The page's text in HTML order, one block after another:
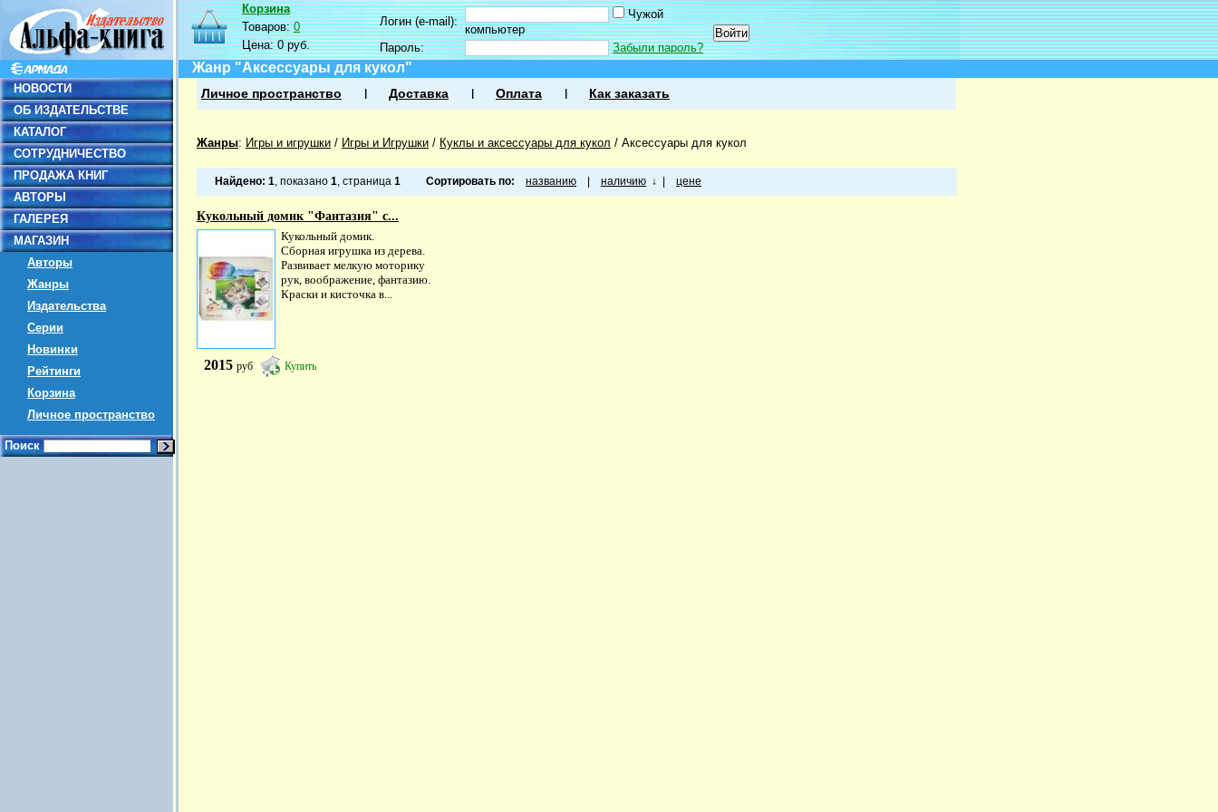
НОВОСТИ
ОБ ИЗДАТЕЛЬСТВЕ
КАТАЛОГ
СОТРУДНИЧЕСТВО
ПРОДАЖА КНИГ
АВТОРЫ
ГАЛЕРЕЯ
МАГАЗИН
Авторы
Жанры
Издательства
Серии
Новинки
Рейтинги
Корзина
Личное пространство
Поиск
Корзина
Товаров:0
Цена:0 руб.
Логин (e-mail):
Чужой
компьютер
Пароль:
Забыли пароль?
Жанр "Аксессуары для кукол"
Личное пространство Доставка Оплата Как заказать
Жанры: Игры и игрушки / Игры и Игрушки / Куклы и аксессуары для кукол / Аксессуары для кукол
Найдено: 1, показано 1, страница 1 Сортировать по: названию наличию ↓ цене
Кукольный домик "Фантазия" с...
Кукольный домик.
Сборная игрушка из дерева.
Развивает мелкую моторику
рук, воображение, фантазию.
Краски и кисточка в...
2015 руб Купить